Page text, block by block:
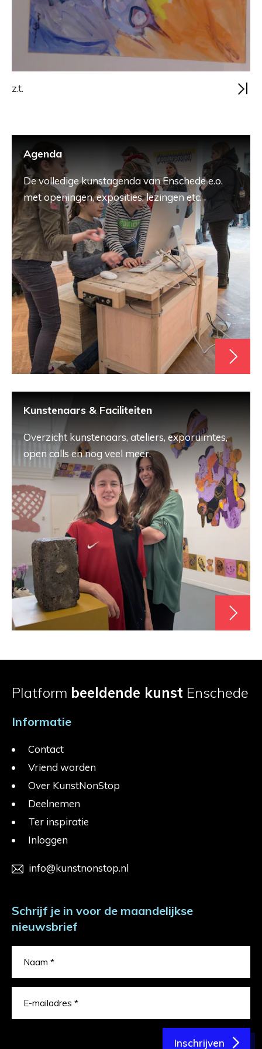
z.t.
Agenda
De volledige kunstagenda van Enschede e.o.
met openingen, exposities, lezingen etc.
Kunstenaars & Faciliteiten
Overzicht kunstenaars, ateliers, exporuimtes,
open calls en nog veel meer.
Platform beeldende kunst Enschede
Informatie
Contact
Vriend worden
Over KunstNonStop
Deelnemen
Ter inspiratie
Inloggen
info@kunstnonstop.nl
Schrijf je in voor de maandelijkse
nieuwsbrief
Inschrijven